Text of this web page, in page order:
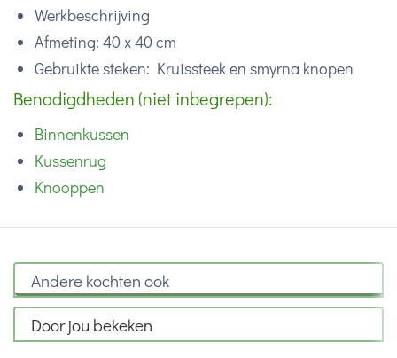
Werkbeschrijving
Afmeting: 40 x 40 cm
Gebruikte steken: Kruissteek en smyrna knopen
Benodigdheden (niet inbegrepen):
Binnenkussen
Kussenrug
Knooppen
Andere kochten ook
Door jou bekeken